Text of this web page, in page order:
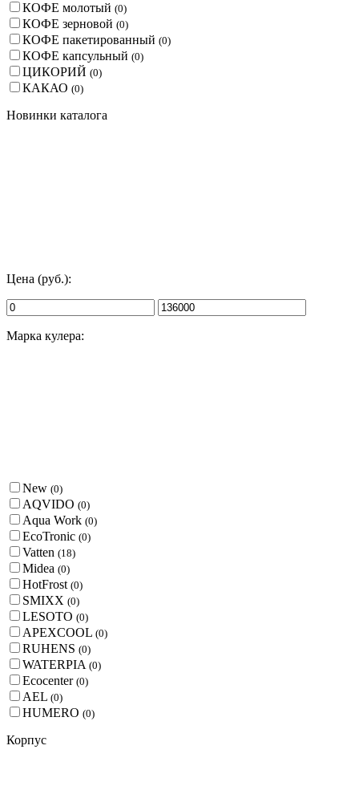
КОФЕ молотый (0)
КОФЕ зерновой (0)
КОФЕ пакетированный (0)
КОФЕ капсульный (0)
ЦИКОРИЙ (0)
КАКАО (0)
Новинки каталога
Цена (руб.):
Марка кулера:
New (0)
AQVIDO (0)
Aqua Work (0)
EcoTronic (0)
Vatten (18)
Midea (0)
HotFrost (0)
SMIXX (0)
LESOTO (0)
APEXCOOL (0)
RUHENS (0)
WATERPIA (0)
Ecocenter (0)
AEL (0)
HUMERO (0)
Корпус